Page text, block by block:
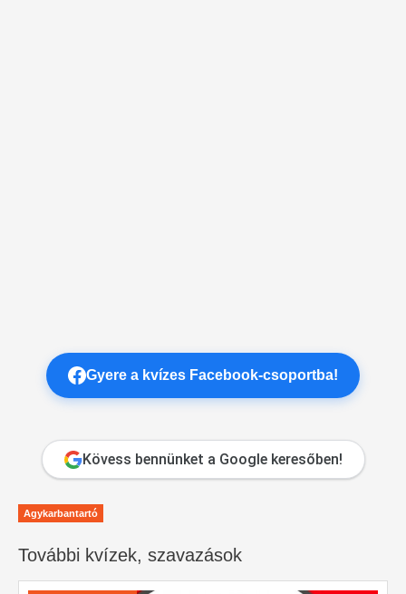
Gyere a kvízes Facebook-csoportba!
Kövess bennünket a Google keresőben!
Agykarbantartó
További kvízek, szavazások